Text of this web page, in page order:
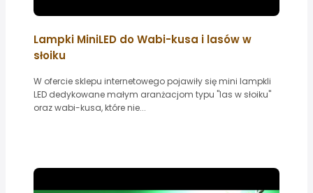
Lampki MiniLED do Wabi-kusa i lasów w
słoiku
W ofercie sklepu internetowego pojawiły się mini lampkli
LED dedykowane małym aranżacjom typu "las w słoiku"
oraz wabi-kusa, które nie...